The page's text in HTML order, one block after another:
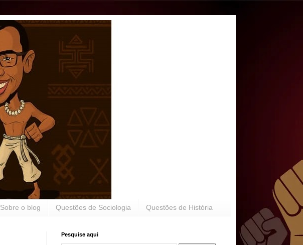
Sobre o blog Questões de Sociologia Questões de História
Pesquise aqui